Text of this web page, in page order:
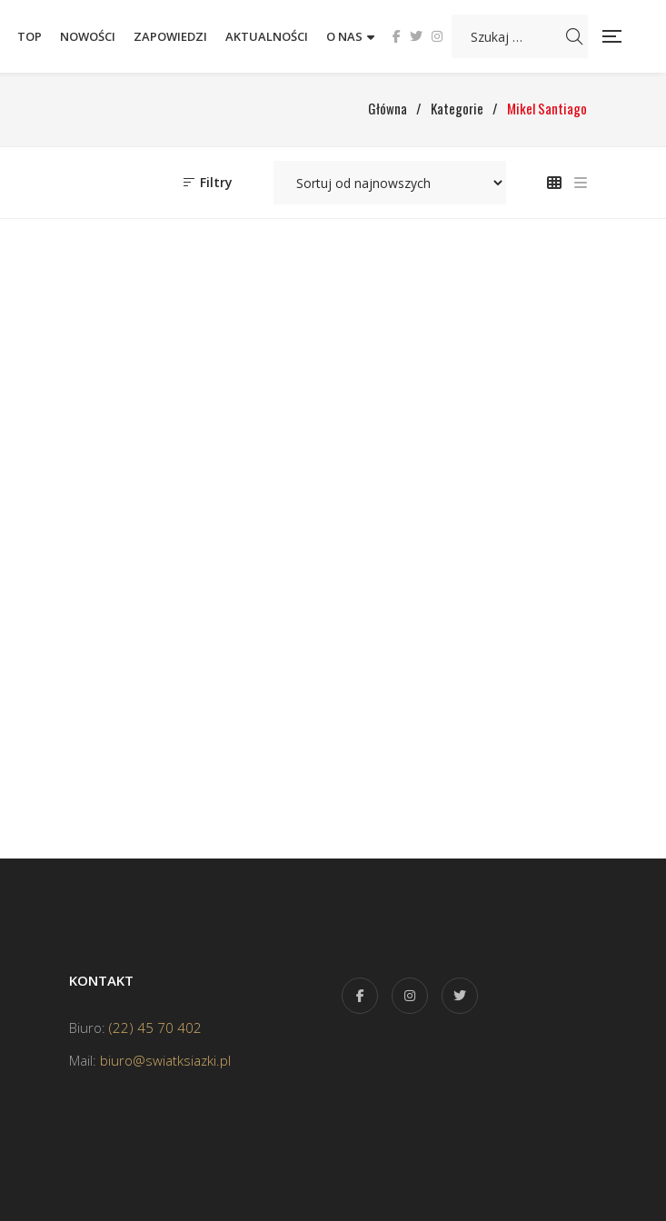
TOP NOWOŚCI ZAPOWIEDZI AKTUALNOŚCI O NAS
Główna / Kategorie / Mikel Santiago
Filtry
KONTAKT
Biuro: (22) 45 70 402
Mail: biuro@swiatksiazki.pl